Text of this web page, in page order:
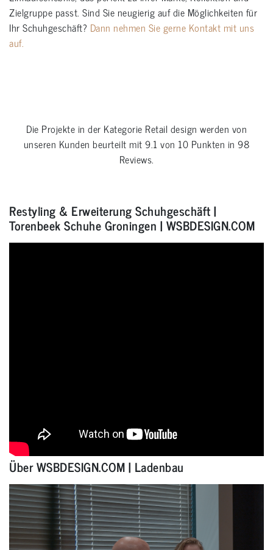
Zielgruppe passt. Sind Sie neugierig auf die Möglichkeiten für
Ihr Schuhgeschäft? Dann nehmen Sie gerne Kontakt mit uns
auf.
Die Projekte in der Kategorie Retail design werden von
unseren Kunden beurteilt mit9.1 von 10 Punkten in98
Reviews.
Restyling & Erweiterung Schuhgeschäft |
Torenbeek Schuhe Groningen | WSBDESIGN.COM
Über WSBDESIGN.COM | Ladenbau